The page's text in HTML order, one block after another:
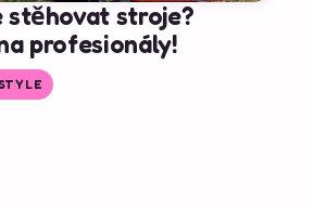
stěhovat stroje?
profesionály!